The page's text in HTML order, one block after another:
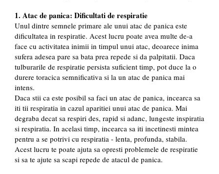
1. Atac de panica: Dificultati de respiratie
Unul dintre semnele primare ale unui atac de panica este
dificultatea in respiratie. Acest lucru poate avea multe de-a
face cu activitatea inimii in timpul unui atac, deoarece inima
sufera adesea pare sa bata prea repede si da palpitatii. Daca
tulburarile de respiratie persista suficient timp, pot duce la o
durere toracica semnificativa si la un atac de panica mai
intens.
Daca stii ca este posibil sa faci un atac de panica, incearca sa
iti tii respiratia in cazul aparitiei unui atac de panica. Mai
degraba decat sa respiri des, rapid si adanc, lungeste inspiratia
si respiratia. In acelasi timp, incearca sa iti incetinesti mintea
pentru a se potrivi cu respiratia - lenta, profunda, stabila.
Acest lucru te poate ajuta sa opresti problemele de respiratie
si sa te ajute sa scapi repede de atacul de panica.